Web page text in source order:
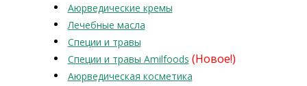
Аюрведические кремы
Лечебные масла
Специи и травы
Специи и травы Amilfoods (Новое!)
Аюрведическая косметика